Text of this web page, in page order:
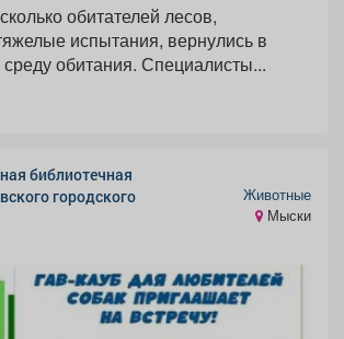
обитателей лесов,
испытания, вернулись в
естественную среду обитания. Специалисты...
библиотечная
городского
Животные
Мыски